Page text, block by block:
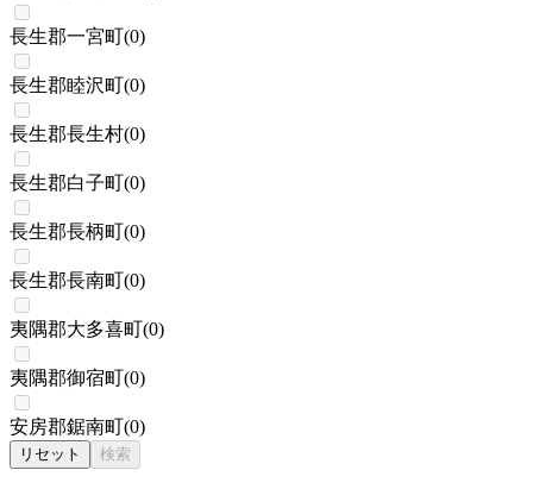
長生郡一宮町(0)
長生郡睦沢町(0)
長生郡長生村(0)
長生郡白子町(0)
長生郡長柄町(0)
長生郡長南町(0)
夷隅郡大多喜町(0)
夷隅郡御宿町(0)
安房郡鋸南町(0)
リセット 検索